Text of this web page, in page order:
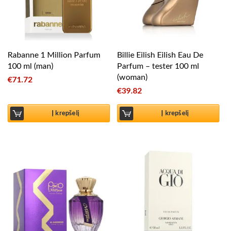
Rabanne 1 Million Parfum
100 ml (man)
€71.72
Į krepšelį
Billie Eilish Eilish Eau De
Parfum – tester 100 ml
(woman)
€39.82
Į krepšelį